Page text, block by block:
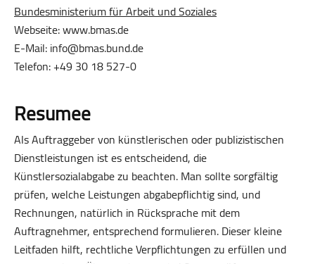
Bundesministerium für Arbeit und Soziales
Webseite: www.bmas.de
E-Mail: info@bmas.bund.de
Telefon: +49 30 18 527-0
Resumee
Als Auftraggeber von künstlerischen oder publizistischen
Dienstleistungen ist es entscheidend, die
Künstlersozialabgabe zu beachten. Man sollte sorgfältig
prüfen, welche Leistungen abgabepflichtig sind, und
Rechnungen, natürlich in Rücksprache mit dem
Auftragnehmer, entsprechend formulieren. Dieser kleine
Leitfaden hilft, rechtliche Verpflichtungen zu erfüllen und